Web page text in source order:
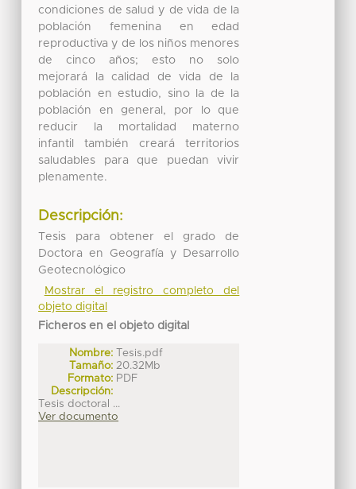
condiciones de salud y de vida de la
población femenina en edad
reproductiva y de los niños menores
de cinco años; esto no solo
mejorará la calidad de vida de la
población en estudio, sino la de la
población en general, por lo que
reducir la mortalidad materno
infantil también creará territorios
saludables para que puedan vivir
plenamente.
Descripción:
Tesis para obtener el grado de
Doctora en Geografía y Desarrollo
Geotecnológico
Mostrar el registro completo del
objeto digital
Ficheros en el objeto digital
Nombre:
Tesis.pdf
Tamaño: 20.32Mb
Formato: PDF
Descripción:
Tesis doctoral ...
Ver documento